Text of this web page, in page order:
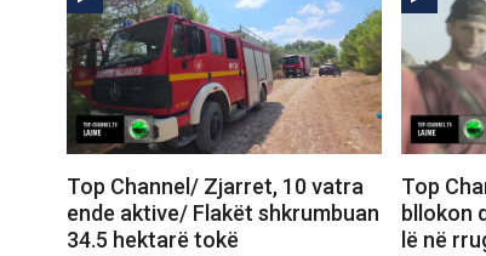
Top Channel/ Zjarret, 10 vatra
ende aktive/ Flakët shkrumbuan
34.5 hektarë tokë
Top
bllokon
lë në